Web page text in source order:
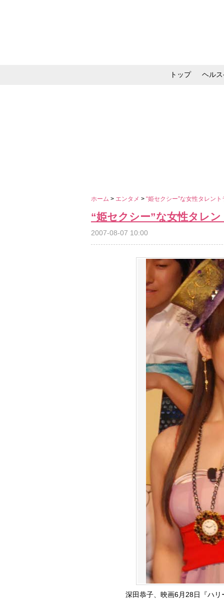
トップ ヘル
ホーム > エンタメ > “姫セクシー”な女性タレン
“姫セクシー”な女性タレ
2007-08-07 10:00
深田恭子、映画6月28日『ハ